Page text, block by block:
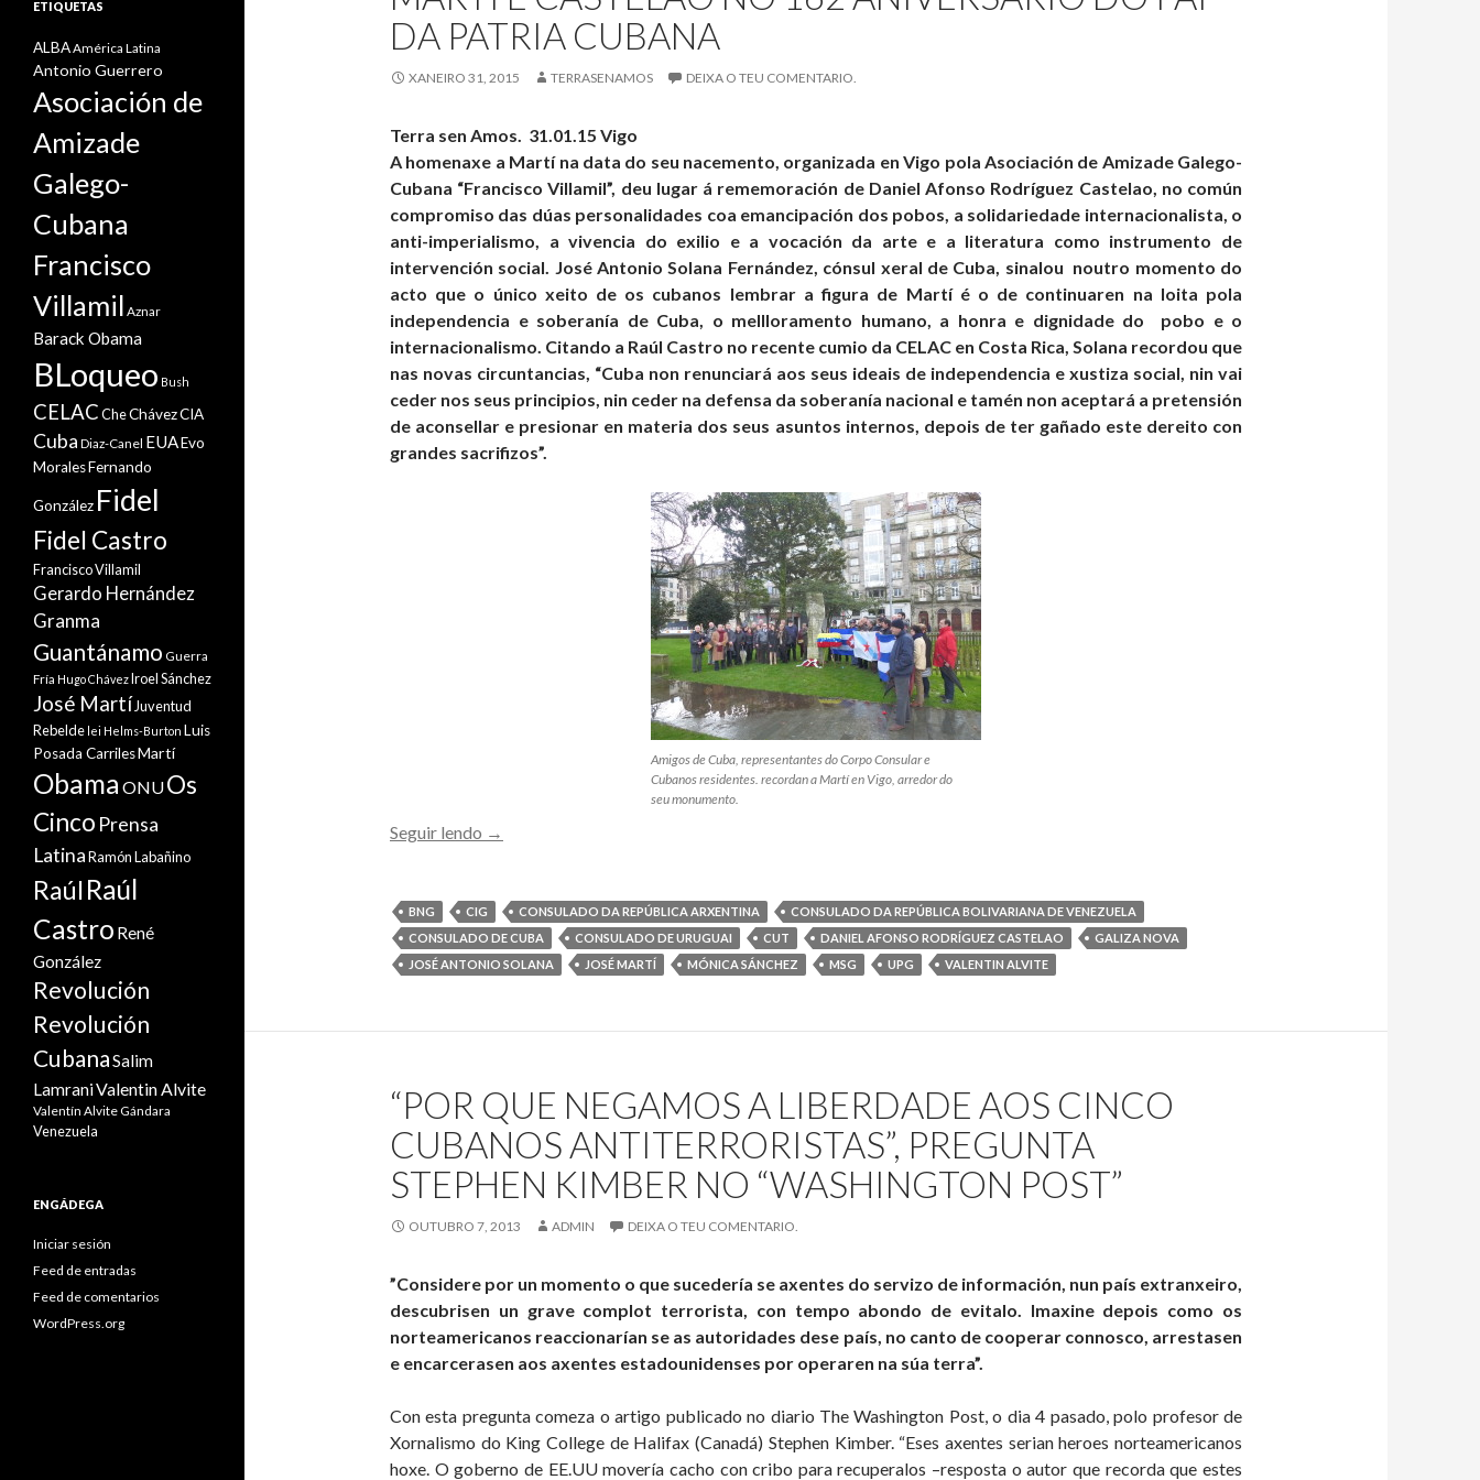
DA PATRIA CUBANA
XANEIRO 31, 2015 TERRASENAMOS DEIXA O TEU COMENTARIO.
Terra sen Amos. 31.01.15 Vigo
A homenaxe a Martí na data do seu nacemento, organizada en Vigo pola Asociación de Amizade Galego-
Cubana “Francisco Villamil”, deu lugar á rememoración de Daniel Afonso Rodríguez Castelao, no común
compromiso das dúas personalidades coa emancipación dos pobos, a solidariedade internacionalista, o
anti-imperialismo, a vivencia do exilio e a vocación da arte e a literatura como instrumento de
intervención social. José Antonio Solana Fernández, cónsul xeral de Cuba, sinalou noutro momento do
acto que o único xeito de os cubanos lembrar a figura de Martí é o de continuaren na loita pola
independencia e soberanía de Cuba, o mellloramento humano, a honra e dignidade do pobo e o
internacionalismo. Citando a Raúl Castro no recente cumio da CELAC en Costa Rica, Solana recordou que
nas novas circuntancias, “Cuba non renunciará aos seus ideais de independencia e xustiza social, nin vai
ceder nos seus principios, nin ceder na defensa da soberanía nacional e tamén non aceptará a pretensión
de aconsellar e presionar en materia dos seus asuntos internos, depois de ter gañado este dereito con
grandes sacrifizos”.
Amigos de Cuba, representantes do Corpo Consular e
Cubanos residentes. recordan a Martí en Vigo, arredor do
seu monumento.
Seguir lendo
Homenaxe
imperialismo
de
Jose
162
aniversario
do
Pai
da
Patria
→
BNG CIG CONSULADO DA REPÚBLICA ARXENTINA
CONSULADO DA REPÚBLICA BOLIVARIANA DE VENEZUELA
CONSULADO DE CUBA
CONSULADO DE URUGUAI CUT DANIEL AFONSO RODRÍGUEZ CASTELAO
GALIZA NOVA
JOSÉ ANTONIO SOLANA
JOSÉ MARTÍ MÓNICA SÁNCHEZ MSG UPG VALENTIN ALVITE
“POR QUE NEGAMOS A LIBERDADE AOS CINCO
CUBANOS ANTITERRORISTAS”, PREGUNTA
STEPHEN KIMBER NO “WASHINGTON POST”
OUTUBRO 7, 2013 ADMIN DEIXA O TEU COMENTARIO.
”Considere por un momento o que sucedería se axentes do servizo de información, nun país extranxeiro,
descubrisen un grave complot terrorista, con tempo abondo de evitalo. Imaxine depois como os
norteamericanos reaccionarían se as autoridades dese país, no canto de cooperar connosco, arrestasen
e encarcerasen aos axentes estadounidenses por operaren na súa terra”.
Con esta pregunta comeza o artigo publicado no diario The Washington Post, o dia 4 pasado, polo profesor de
Xornalismo do King College de Halifax (Canadá) Stephen Kimber. “Eses axentes serian heroes norteamericanos
hoxe. O goberno de EE.UU movería cacho con cribo para recuperalos –resposta o autor que recorda que estes
ETIQUETAS
ALBAAmérica Latina
Antonio Guerrero
Asociación de
Amizade
Galego-
Cubana
Francisco
Villamil Aznar
Barack Obama
BLoqueo Bush
CELACCheChávezCIA
Cuba Diaz-Canel EUAEvo
MoralesFernando
González Fidel
Fidel Castro
Francisco Villamil
Gerardo Hernández
Granma
Guantánamo Guerra
Fría Hugo ChávezIroel Sánchez
José Martí Juventud
Rebelde lei Helms-Burton Luis
Posada CarrilesMartí
Obama ONUOs
Cinco Prensa
LatinaRamón Labañino
RaúlRaúl
Castro René
González
Revolución
Revolución
CubanaSalim
LamraniValentin Alvite
Valentín Alvite Gándara
Venezuela
ENGÁDEGA
Iniciar sesión
Feed de entradas
Feed de comentarios
WordPress.org